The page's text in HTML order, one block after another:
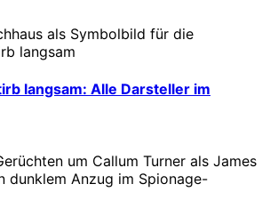
langsam: Alle Darsteller im